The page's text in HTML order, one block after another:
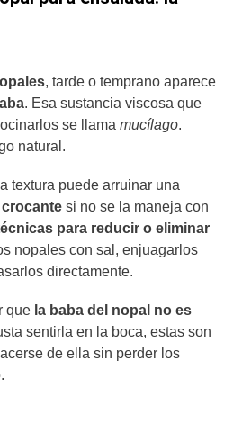
, tarde o temprano aparece
. Esa sustancia viscosa que
se llama mucílago.
natural.
textura puede arruinar una
si no se la maneja con
para reducir o eliminar
nopales con sal, enjuagarlos
directamente.
que la baba del nopal no es
sentirla en la boca, estas son
de ella sin perder los